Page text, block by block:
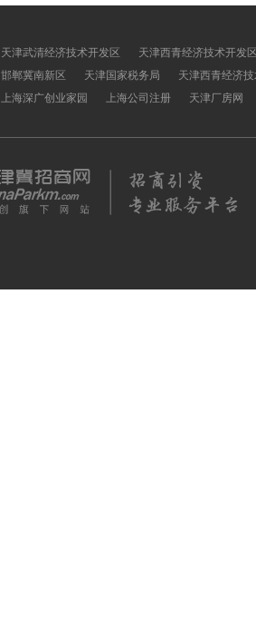
天津武清经济技术开发区 天津西青经济技术开发
邯郸冀南新区 天津国家税务局 天津西青经济
上海深广创业家园 上海公司注册 天津厂房网